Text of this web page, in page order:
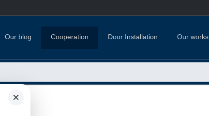
Our blog Cooperation Door Installation Our works
×